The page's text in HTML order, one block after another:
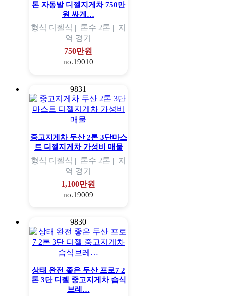
톤 자동발 디젤지게차 750만
원 싸게…
형식 디젤식 | 톤수 2톤 | 지
역 경기
750만원
no.19010
9831
중고지게차 두산 2톤 3단마스
트 디젤지게차 가성비 매물
형식 디젤식 | 톤수 2톤 | 지
역 경기
1,100만원
no.19009
9830
상태 완전 좋은 두산 프로7 2
톤 3단 디젤 중고지게차 습식
브레…